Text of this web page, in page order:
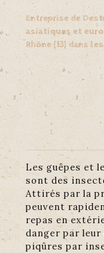
Entreprise de
asiatiques et
Rhône (13) dans
Les guêpes et
sont des
Attirés par la
peuvent
repas en
danger par leur
piqûres par